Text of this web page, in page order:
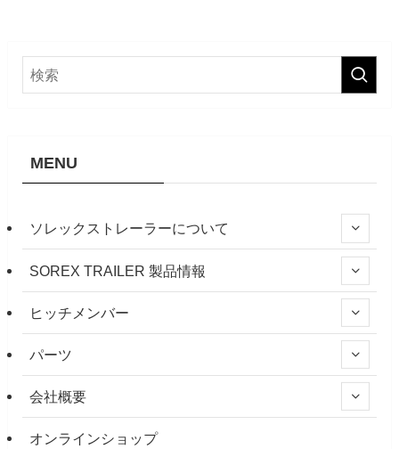
MENU
ソレックストレーラーについて
SOREX TRAILER 製品情報
ヒッチメンバー
パーツ
会社概要
オンラインショップ